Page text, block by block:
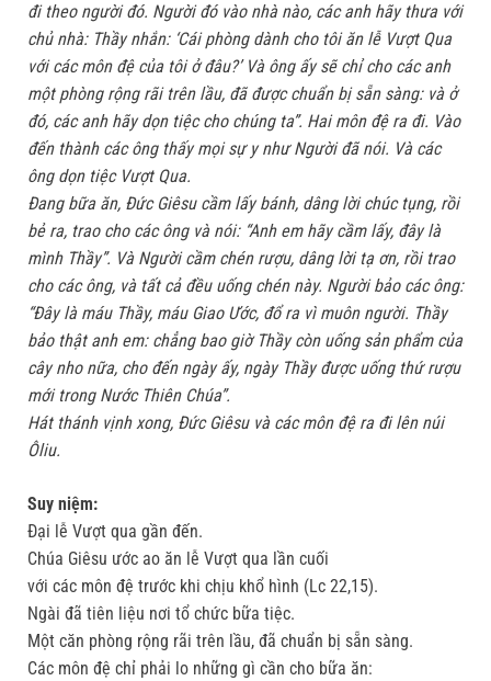
đi theo người đó. Người đó vào nhà nào, các anh hãy thưa với
chủ nhà: Thầy nhắn: ‘Cái phòng dành cho tôi ăn lễ Vượt Qua
với các môn đệ của tôi ở đâu?’ Và ông ấy sẽ chỉ cho các anh
một phòng rộng rãi trên lầu, đã được chuẩn bị sẵn sàng: và ở
đó, các anh hãy dọn tiệc cho chúng ta”. Hai môn đệ ra đi. Vào
đến thành các ông thấy mọi sự y như Người đã nói. Và các
ông dọn tiệc Vượt Qua.
Ðang bữa ăn, Ðức Giêsu cầm lấy bánh, dâng lời chúc tụng, rồi
bẻ ra, trao cho các ông và nói: “Anh em hãy cầm lấy, đây là
mình Thầy”. Và Người cầm chén rượu, dâng lời tạ ơn, rồi trao
cho các ông, và tất cả đều uống chén này. Người bảo các ông:
“Ðây là máu Thầy, máu Giao Ước, đổ ra vì muôn người. Thầy
bảo thật anh em: chẳng bao giờ Thầy còn uống sản phẩm của
cây nho nữa, cho đến ngày ấy, ngày Thầy được uống thứ rượu
mới trong Nước Thiên Chúa”.
Hát thánh vịnh xong, Ðức Giêsu và các môn đệ ra đi lên núi
Ôliu.
Suy niệm:
Ðại lễ Vượt qua gần đến.
Chúa Giêsu ước ao ăn lễ Vượt qua lần cuối
với các môn đệ trước khi chịu khổ hình (Lc 22,15).
Ngài đã tiên liệu nơi tổ chức bữa tiệc.
Một căn phòng rộng rãi trên lầu, đã chuẩn bị sẵn sàng.
Các môn đệ chỉ phải lo những gì cần cho bữa ăn: